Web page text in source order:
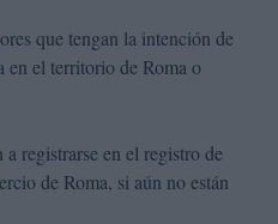
que tengan la intención de
en el territorio de Roma o
registrarse en el registro de
de Roma, si aún no están